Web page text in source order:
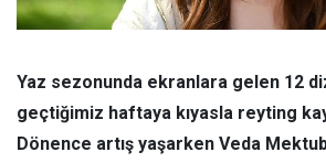
Yaz sezonunda ekranlara gelen 12
geçtiğimiz haftaya kıyasla reyting
Dönence artış yaşarken Veda